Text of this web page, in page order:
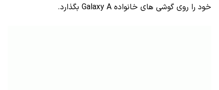
خود را روی گوشی های خانواده Galaxy A بگذارد.